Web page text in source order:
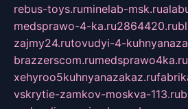
rebus-toys.ruminelab-msk.ru
medsprawo-4-ka.ru2864420.ru
zajmy24.rutovudyi-4-
brazzerscom.rumedsprawo4ka.ru
xehyroo5kuhnyanazakaz.ru
vskrytie-zamkov-moskva-113.ru